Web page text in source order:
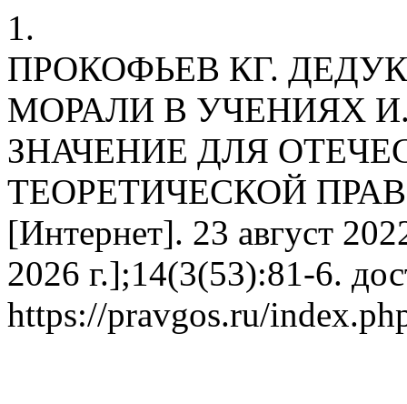
1.
ПРОКОФЬЕВ КГ.
МОРАЛИ В УЧЕНИЯХ
ЗНАЧЕНИЕ ДЛЯ
ТЕОРЕТИЧЕСКОЙ
[Интернет]. 23 август
2026 г.];14(3(53):81-6.
https://pravgos.ru/